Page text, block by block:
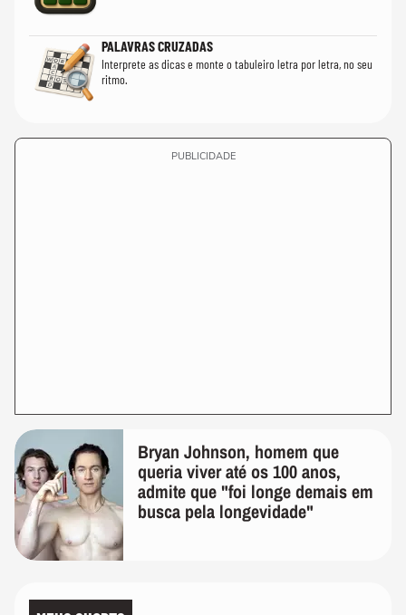
PALAVRAS CRUZADAS
Interprete as dicas e monte o tabuleiro letra por letra, no seu
ritmo.
PUBLICIDADE
Bryan Johnson, homem que
queria viver até os 100 anos,
admite que "foi longe demais em
busca pela longevidade"